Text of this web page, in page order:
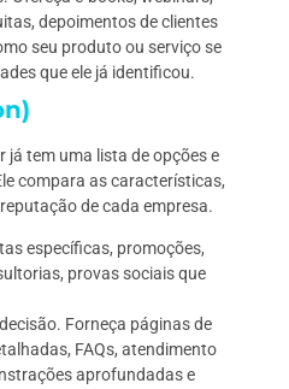
depoimentos de clientes
seu produto ou serviço se
que ele já identificou.
já tem uma lista de opções e
compara as características,
de cada empresa.
específicas, promoções,
provas sociais que
Forneça páginas de
FAQs, atendimento
aprofundadas e